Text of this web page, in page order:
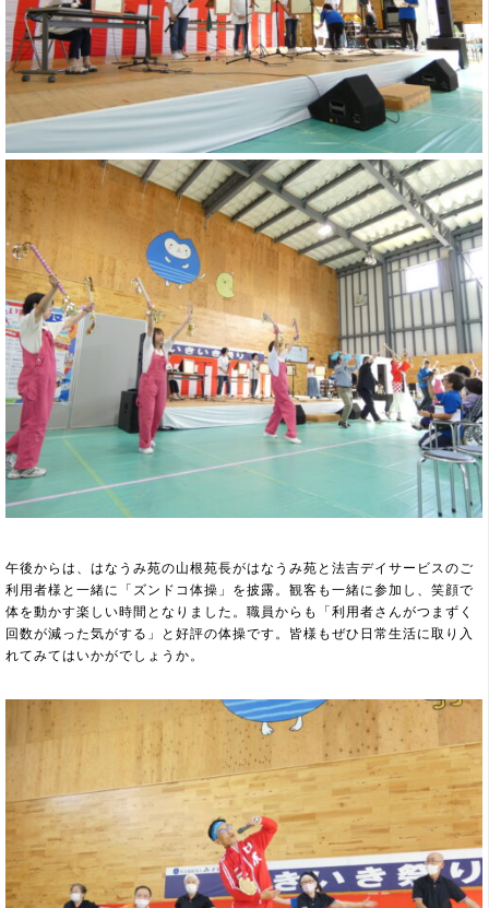
午後からは、はなうみ苑の山根苑長がはなうみ苑と法吉デイサービスのご
利用者様と一緒に「ズンドコ体操」を披露。観客も一緒に参加し、笑顔で
体を動かす楽しい時間となりました。職員からも「利用者さんがつまずく
回数が減った気がする」と好評の体操です。皆様もぜひ日常生活に取り入
れてみてはいかがでしょうか。